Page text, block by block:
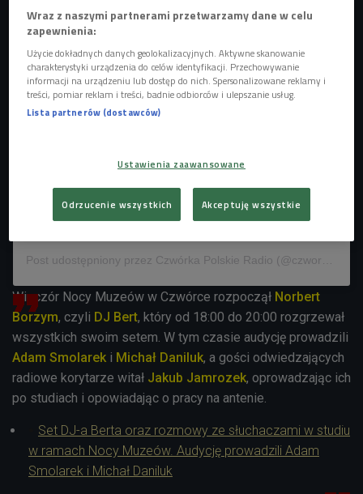
Wieczór Nocy Muzeów w Czwórce rozpoczął Norbert
Borzym, czyli DJ Bert, który od 18:00 do 20:00 rozgrzewał
wszystkich swoim setem. W tym czasie audycję prowadzili
Adam Smolarek i Michał Daniluk, a gości odwiedzających
radiowe korytarze witał Jakub Jamrozek, oprowadzając ich
po studiach i opowiadając o pracy na antenie.
Set DJ-a Berta oraz rozmowy ze słuchaczami w studiu
w ramach Nocy Muzeów. Audycję prowadzili Adam
Smolarek i Michał Daniluk
Wraz z naszymi partnerami przetwarzamy dane w celu
zapewnienia:
Użycie dokładnych danych geolokalizacyjnych. Aktywne skanowanie
charakterystyki urządzenia do celów identyfikacji. Przechowywanie
informacji na urządzeniu lub dostęp do nich. Spersonalizowane reklamy i
treści, pomiar reklam i treści, badnie odbiorców i ulepszanie usług.
Lista partnerów (dostawców)
Ustawienia zaawansowane
Odrzucenie wszystkich Akceptuję wszystkie